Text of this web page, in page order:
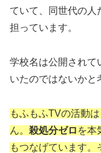
ていて、同世代の人
担っています。
学校名は公開されて
いたのではないかと
もふもふTVの活動
ん。 殺処分ゼロ を本
もつなげています